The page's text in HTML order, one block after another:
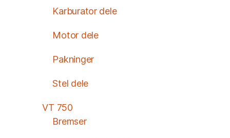
Karburator dele
Motor dele
Pakninger
Stel dele
VT 750
Bremser